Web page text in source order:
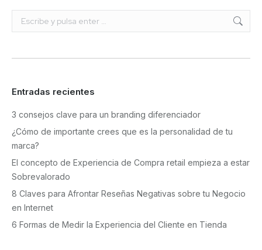
Buscar:
Entradas recientes
3 consejos clave para un branding diferenciador
¿Cómo de importante crees que es la personalidad de tu
marca?
El concepto de Experiencia de Compra retail empieza a estar
Sobrevalorado
8 Claves para Afrontar Reseñas Negativas sobre tu Negocio
en Internet
6 Formas de Medir la Experiencia del Cliente en Tienda